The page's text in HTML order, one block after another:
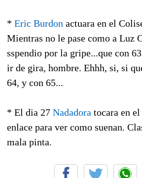
* Eric Burdon actuara en el
Mientras no le pase como a Luz
sspendio por la gripe...que con
ir de gira, hombre. Ehhh, si, si
64, y con 65...
* El dia 27 Nadadora tocara en
enlace para ver como suenan.
mala pinta.